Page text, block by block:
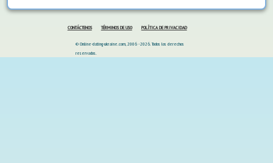
CONTÁCTENOS TÉRMINOS DE USO POLÍTICA DE PRIVACIDAD
© Online-dating-ukraine.com, 2006 - 2026. Todos los derechos
reservados.